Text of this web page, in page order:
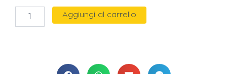
SCARPE
Aggiungi al carrello